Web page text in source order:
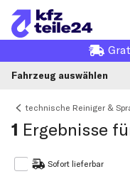
Fahrzeug auswählen
technische Reiniger &
1 Ergebnisse
Sofort lieferbar